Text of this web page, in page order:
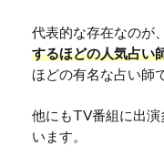
代表的な存在なのが
するほどの人気占い
ほどの有名な占い師
他にもTV番組に出
います。